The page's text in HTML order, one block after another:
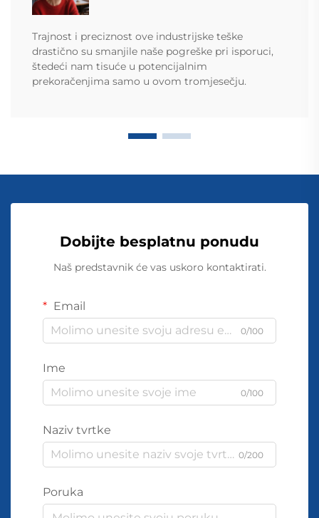
Trajnost i preciznost ove industrijske teške
drastično su smanjile naše pogreške pri isporuci,
štedeći nam tisuće u potencijalnim
prekoračenjima samo u ovom tromjesečju.
Dobijte besplatnu ponudu
Naš predstavnik će vas uskoro kontaktirati.
Email
0/100
Ime
0/100
Naziv tvrtke
0/200
Poruka